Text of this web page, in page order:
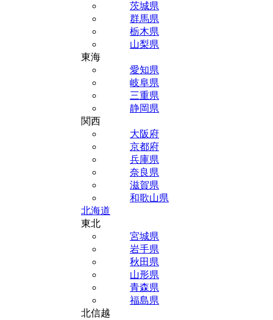
茨城県
群馬県
栃木県
山梨県
東海
愛知県
岐阜県
三重県
静岡県
関西
大阪府
京都府
兵庫県
奈良県
滋賀県
和歌山県
北海道
東北
宮城県
岩手県
秋田県
山形県
青森県
福島県
北信越